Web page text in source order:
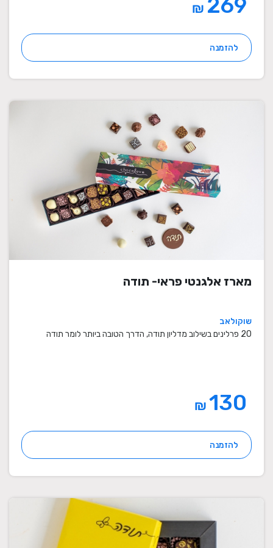
₪
להזמנה
מארז אלגנטי פראי- תודה
שוקולאב
20 פרלינים בשילוב מדליון תודה, הדרך הטובה ביותר לומר תודה
₪
להזמנה